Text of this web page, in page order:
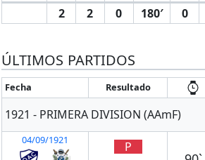
2
2 0 180′ 0
ÚLTIMOS PARTIDOS
Fecha Resultado
1921 - PRIMERA DIVISION (AAmF)
04/09/1921 P